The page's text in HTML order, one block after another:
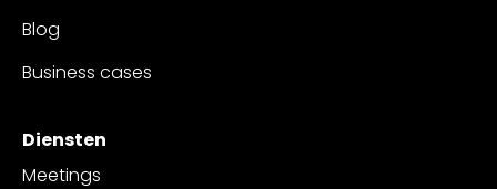
Blog
Business cases
Diensten
Meetings